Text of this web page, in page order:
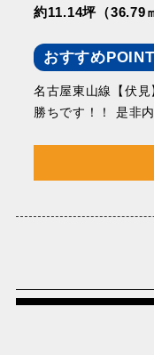
約11.14坪（36.79
おすすめ
名古屋東山線【伏
勝ちです！！ 是非